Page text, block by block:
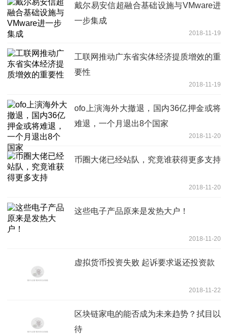
戴尔易安信超融合基础设施与VMware进
一步集成
2018-11-19
工联网推动广东省实体经济提质增效的重
要性
2018-11-19
ofo上演海外大撤退，国内36亿押金或将
难退，一个月退出8个国家
2018-11-20
币圈大佬已经站队，究竟谁获得更多支持
2018-11-20
这些电子产品原来是发热大户！
2018-11-20
虚拟货币投资失败 起诉要求返还投资款
2018-11-22
区块链家电的能否成为未来趋势？拭目以
待